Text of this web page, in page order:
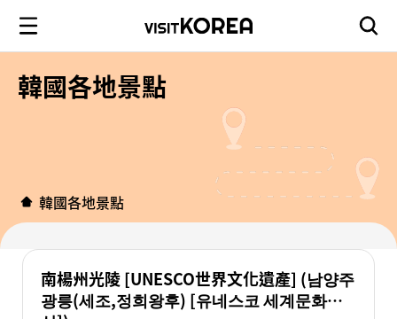
韓國各地景點
韓國各地景點
南楊州光陵 [UNESCO世界文化遺產] (남양주
광릉(세조,정희왕후) [유네스코 세계문화유